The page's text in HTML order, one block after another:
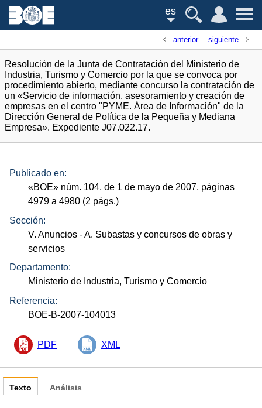
es
anterior siguiente
Resolución de la Junta de Contratación del Ministerio de
Industria, Turismo y Comercio por la que se convoca por
procedimiento abierto, mediante concurso la contratación de
un «Servicio de información, asesoramiento y creación de
empresas en el centro "PYME. Área de Información" de la
Dirección General de Política de la Pequeña y Mediana
Empresa». Expediente J07.022.17.
Publicado en:
«BOE» núm. 104, de 1 de mayo de 2007, páginas
4979 a 4980 (2 págs.)
Sección:
V. Anuncios - A. Subastas y concursos de obras y
servicios
Departamento:
Ministerio de Industria, Turismo y Comercio
Referencia:
BOE-B-2007-104013
PDF XML
Texto Análisis